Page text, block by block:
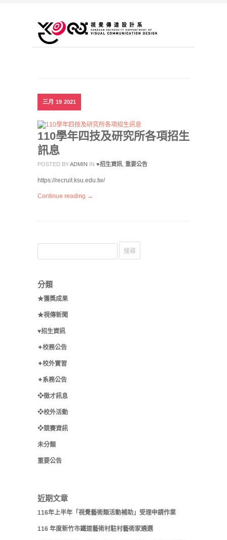
三月 19 2021
110學年四技及研究所各項招生
訊息
POSTED BYADMIN IN ♥招生資訊 重要公告
https://recruit.ksu.edu.tw/
Continue reading →
分類
★獲獎成果
★視傳新聞
♥招生資訊
✦校務公告
✦校外實習
✦系務公告
❖徵才訊息
❖校外活動
❖競賽資訊
未分類
重要公告
近期文章
116年上半年「視覺藝術類活動補助」受理申請作業
116 年度新竹市鐵道藝術村駐村藝術家遴選